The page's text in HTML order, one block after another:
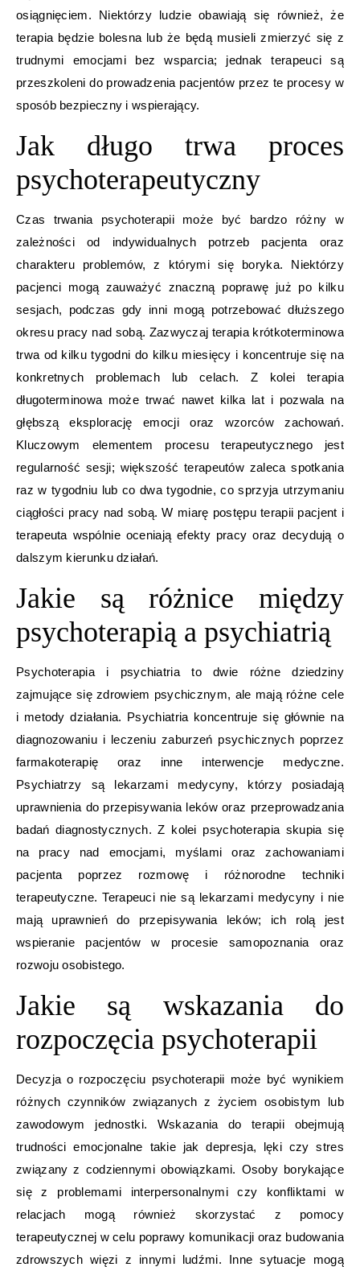
osiągnięciem. Niektórzy ludzie obawiają się również, że
terapia będzie bolesna lub że będą musieli zmierzyć się z
trudnymi emocjami bez wsparcia; jednak terapeuci są
przeszkoleni do prowadzenia pacjentów przez te procesy w
sposób bezpieczny i wspierający.
Jak długo trwa proces
psychoterapeutyczny
Czas trwania psychoterapii może być bardzo różny w
zależności od indywidualnych potrzeb pacjenta oraz
charakteru problemów, z którymi się boryka. Niektórzy
pacjenci mogą zauważyć znaczną poprawę już po kilku
sesjach, podczas gdy inni mogą potrzebować dłuższego
okresu pracy nad sobą. Zazwyczaj terapia krótkoterminowa
trwa od kilku tygodni do kilku miesięcy i koncentruje się na
konkretnych problemach lub celach. Z kolei terapia
długoterminowa może trwać nawet kilka lat i pozwala na
głębszą eksplorację emocji oraz wzorców zachowań.
Kluczowym elementem procesu terapeutycznego jest
regularność sesji; większość terapeutów zaleca spotkania
raz w tygodniu lub co dwa tygodnie, co sprzyja utrzymaniu
ciągłości pracy nad sobą. W miarę postępu terapii pacjent i
terapeuta wspólnie oceniają efekty pracy oraz decydują o
dalszym kierunku działań.
Jakie są różnice między
psychoterapią a psychiatrią
Psychoterapia i psychiatria to dwie różne dziedziny
zajmujące się zdrowiem psychicznym, ale mają różne cele
i metody działania. Psychiatria koncentruje się głównie na
diagnozowaniu i leczeniu zaburzeń psychicznych poprzez
farmakoterapię oraz inne interwencje medyczne.
Psychiatrzy są lekarzami medycyny, którzy posiadają
uprawnienia do przepisywania leków oraz przeprowadzania
badań diagnostycznych. Z kolei psychoterapia skupia się
na pracy nad emocjami, myślami oraz zachowaniami
pacjenta poprzez rozmowę i różnorodne techniki
terapeutyczne. Terapeuci nie są lekarzami medycyny i nie
mają uprawnień do przepisywania leków; ich rolą jest
wspieranie pacjentów w procesie samopoznania oraz
rozwoju osobistego.
Jakie są wskazania do
rozpoczęcia psychoterapii
Decyzja o rozpoczęciu psychoterapii może być wynikiem
różnych czynników związanych z życiem osobistym lub
zawodowym jednostki. Wskazania do terapii obejmują
trudności emocjonalne takie jak depresja, lęki czy stres
związany z codziennymi obowiązkami. Osoby borykające
się z problemami interpersonalnymi czy konfliktami w
relacjach mogą również skorzystać z pomocy
terapeutycznej w celu poprawy komunikacji oraz budowania
zdrowszych więzi z innymi ludźmi. Inne sytuacje mogą